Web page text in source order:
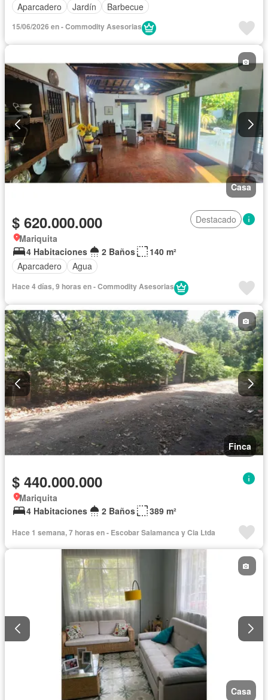
Aparcadero
Jardín Barbecue
15/06/2026 en - Commodity Asesorias
Casa
$ 620.000.000
Destacado
Mariquita
4 Habitaciones
2 Baños
140 m²
Aparcadero
Agua
Hace 4 días, 9 horas en - Commodity Asesorias
Finca
$ 440.000.000
Mariquita
4 Habitaciones
2 Baños 389 m²
Hace 1 semana, 7 horas en - Escobar Salamanca y Cia Ltda
Casa